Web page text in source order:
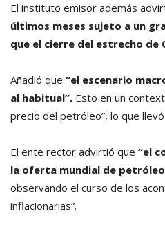
El instituto emisor además
últimos meses sujeto a un
que el cierre del estrecho
Añadió que “el escenario
al habitual”. Esto en un
precio del petróleo”, lo que
El ente rector advirtió que “el
la oferta mundial de
observando el curso de los
inflacionarias”.